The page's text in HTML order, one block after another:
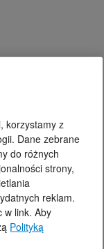
korzystamy z
Dane zebrane
do różnych
strony,
reklam.
w link. Aby
Polityką